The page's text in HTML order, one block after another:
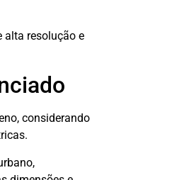
alta resolução e
considerando